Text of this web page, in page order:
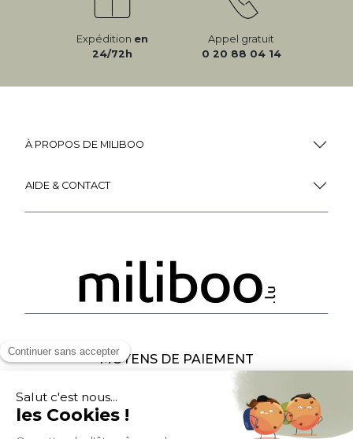
Expédition en
24/72h
Appel gratuit
0 20 88 04 14
À PROPOS DE MILIBOO
AIDE & CONTACT
MOYENS DE PAIEMENT